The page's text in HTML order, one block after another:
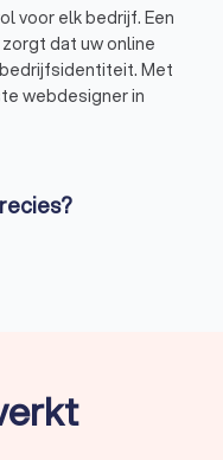
voor elk bedrijf. Een
dat uw online
Met
webdesigner in
zorgen dat deze